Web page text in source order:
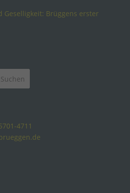
Geselligkeit: Brüggens erster
4711